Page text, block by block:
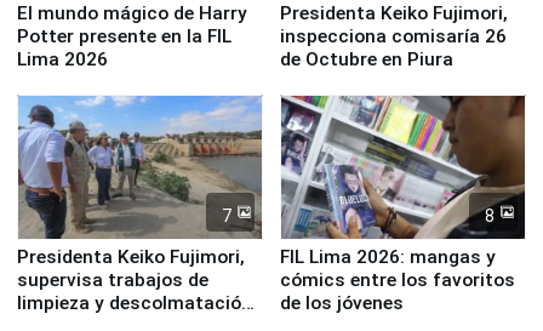
El mundo mágico de Harry
Potter presente en la FIL
Lima 2026
Presidenta Keiko Fujimori,
inspecciona comisaría 26
de Octubre en Piura
7
Presidenta Keiko Fujimori,
supervisa trabajos de
limpieza y descolmatación
8
FIL Lima 2026: mangas y
cómics entre los favoritos
de los jóvenes